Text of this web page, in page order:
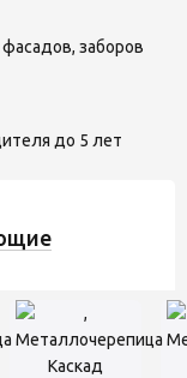
заборов
до 5 лет